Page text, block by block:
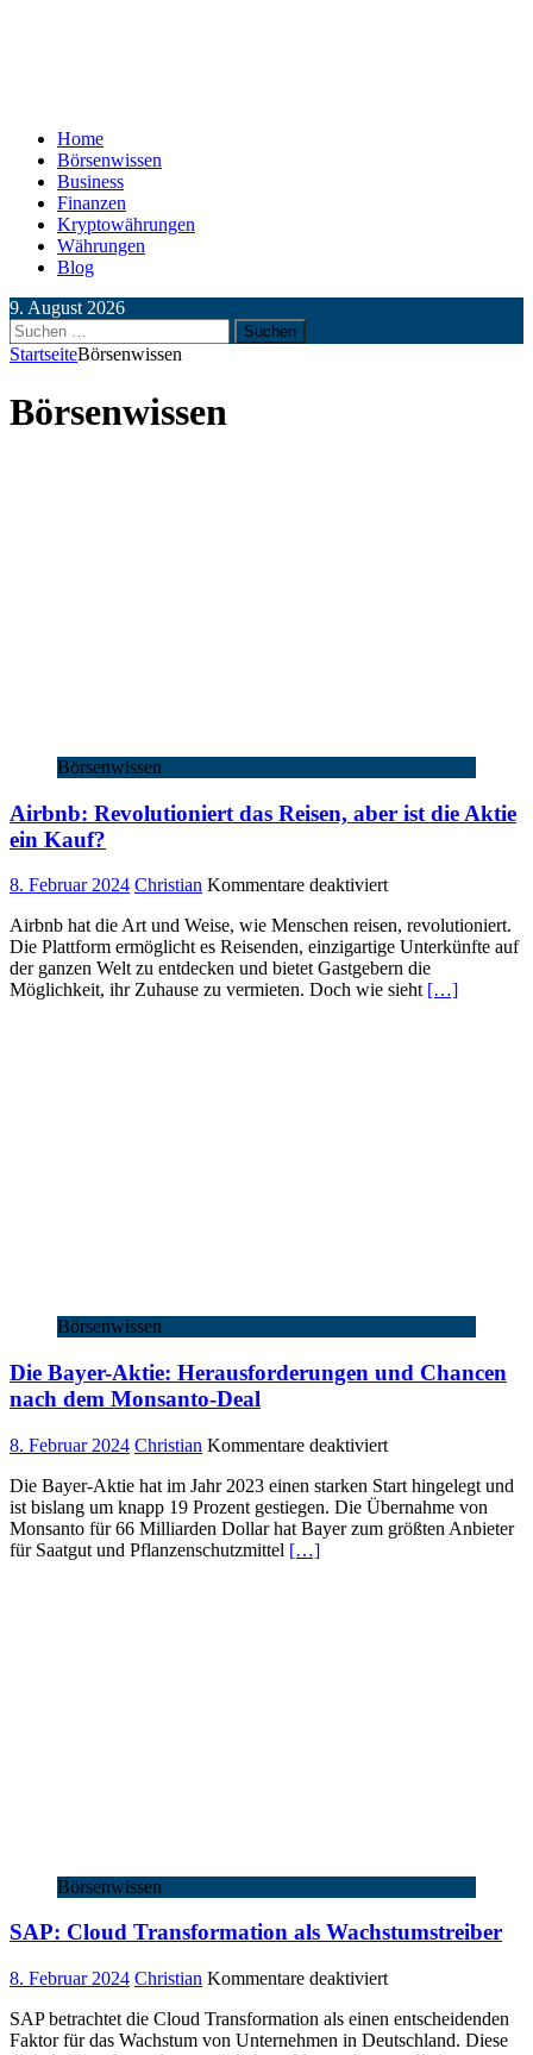
Home
Börsenwissen
Business
Finanzen
Kryptowährungen
Währungen
Blog
9. August 2026
Suchen
nach:
StartseiteBörsenwissen
Börsenwissen
Börsenwissen
Airbnb: Revolutioniert das Reisen, aber ist die Aktie
ein Kauf?
8. Februar 2024 Christian Kommentare deaktiviertfür
Revolutioniert
das
Reisen,
aber
Airbnb hat die Art und Weise, wie Menschen reisen, revolutioniert.
Die Plattform ermöglicht es Reisenden, einzigartige Unterkünfte auf
der ganzen Welt zu entdecken und bietet Gastgebern die
Möglichkeit, ihr Zuhause zu vermieten. Doch wie sieht […]
Börsenwissen
Die Bayer-Aktie: Herausforderungen und Chancen
nach dem Monsanto-Deal
8. Februar 2024 Christian Kommentare deaktiviertfür
Bayer-
Aktie:
Herausforderungen
Die Bayer-Aktie hat im Jahr 2023 einen starken Start hingelegt und
ist bislang um knapp 19 Prozent gestiegen. Die Übernahme von
Monsanto für 66 Milliarden Dollar hat Bayer zum größten Anbieter
für Saatgut und Pflanzenschutzmittel […]
Börsenwissen
SAP: Cloud Transformation als Wachstumstreiber
8. Februar 2024 Christian Kommentare deaktiviertfür
Cloud
Transformation
SAP betrachtet die Cloud Transformation als einen entscheidenden
Faktor für das Wachstum von Unternehmen in Deutschland. Diese